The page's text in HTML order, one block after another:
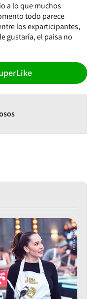
a lo que muchos
todo parece
los exparticipantes,
gustaría, el paisa no